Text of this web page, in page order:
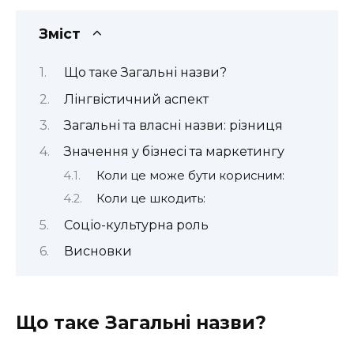
Зміст
Що таке Загальні назви?
Лінгвістичний аспект
Загальні та власні назви: різниця
Значення у бізнесі та маркетингу
Коли це може бути корисним:
Коли це шкодить:
Соціо-культурна роль
Висновки
Що таке Загальні назви?